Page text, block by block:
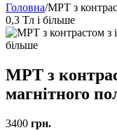
Головна/МРТ з
0,3 Тл і більше
МРТ з
магнітного
3400 грн.